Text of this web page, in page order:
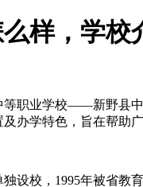
样，学校
职业学校——新野县
办学特色，旨在帮助
设校，1995年被省教